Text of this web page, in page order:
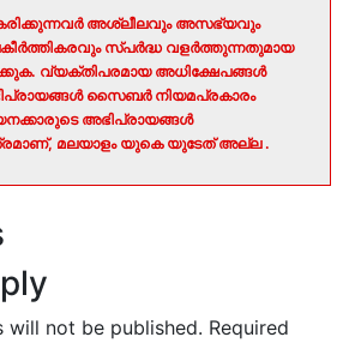
അശ്ലീലവും അസഭ്യവും
സ്പർദ്ധ വളർത്തുന്നതുമായ
വ്യക്തിപരമായ അധിക്ഷേപങ്ങൾ
സൈബർ നിയമപ്രകാരം
അഭിപ്രായങ്ങൾ
മലയാളം യുകെ യുടേത് അല്ല .
will not be published. Required